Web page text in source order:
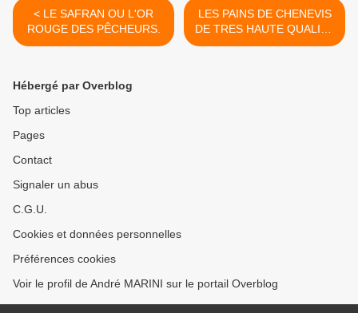
< LE SAFRAN OU L'OR
ROUGE DES PÊCHEURS.
LES PAINS DE CHENEVIS
DE TRES HAUTE QUALITE
FABRIQUES SELON LA
Hébergé par Overblog
Top articles
Pages
Contact
Signaler un abus
C.G.U.
Cookies et données personnelles
Préférences cookies
Voir le profil de André MARINI sur le portail Overblog